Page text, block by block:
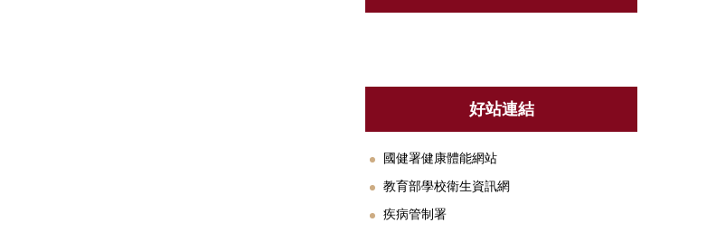
好站連結
國健署健康體能網站
教育部學校衛生資訊網
疾病管制署